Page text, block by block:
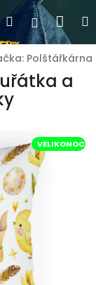
Hledat
Polštářkárna
a
VELIKONOCE